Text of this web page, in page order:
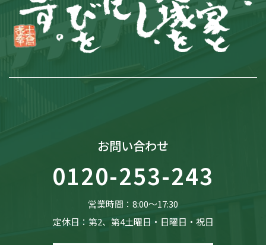
お問い合わせ
0120-253-243
営業時間：8:00〜17:30
定休日：第2、第4土曜日・日曜日・祝日